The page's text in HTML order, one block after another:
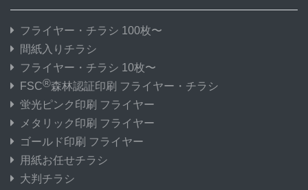
フライヤー・チラシ 100枚〜
間紙入りチラシ
フライヤー・チラシ 10枚〜
FSC®森林認証印刷 フライヤー・チラシ
蛍光ピンク印刷 フライヤー
メタリック印刷 フライヤー
ゴールド印刷 フライヤー
用紙お任せチラシ
大判チラシ